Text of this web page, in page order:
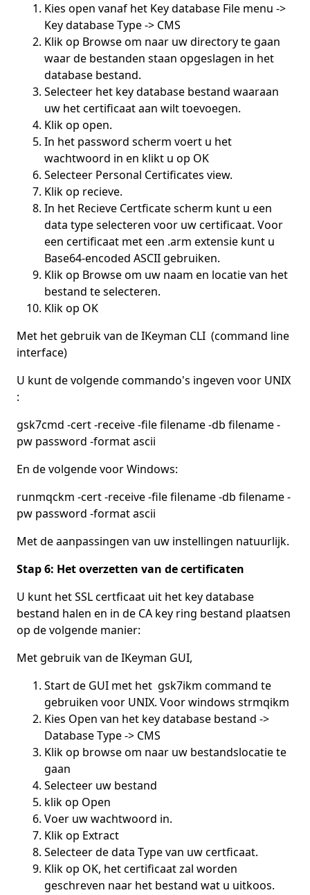
Kies open vanaf het Key database File menu ->
Key database Type -> CMS
Klik op Browse om naar uw directory te gaan
waar de bestanden staan opgeslagen in het
database bestand.
Selecteer het key database bestand waaraan
uw het certificaat aan wilt toevoegen.
Klik op open.
In het password scherm voert u het
wachtwoord in en klikt u op OK
Selecteer Personal Certificates view.
Klik op recieve.
In het Recieve Certficate scherm kunt u een
data type selecteren voor uw certificaat. Voor
een certificaat met een .arm extensie kunt u
Base64-encoded ASCII gebruiken.
Klik op Browse om uw naam en locatie van het
bestand te selecteren.
Klik op OK
Met het gebruik van de IKeyman CLI (command line
interface)
U kunt de volgende commando's ingeven voor UNIX
:
gsk7cmd -cert -receive -file filename -db filename -
pw password -format ascii
En de volgende voor Windows:
runmqckm -cert -receive -file filename -db filename -
pw password -format ascii
Met de aanpassingen van uw instellingen natuurlijk.
Stap 6: Het overzetten van de certificaten
U kunt het SSL certficaat uit het key database
bestand halen en in de CA key ring bestand plaatsen
op de volgende manier:
Met gebruik van de IKeyman GUI,
Start de GUI met het gsk7ikm command te
gebruiken voor UNIX. Voor windows strmqikm
Kies Open van het key database bestand ->
Database Type -> CMS
Klik op browse om naar uw bestandslocatie te
gaan
Selecteer uw bestand
klik op Open
Voer uw wachtwoord in.
Klik op Extract
Selecteer de data Type van uw certficaat.
Klik op OK, het certificaat zal worden
geschreven naar het bestand wat u uitkoos.